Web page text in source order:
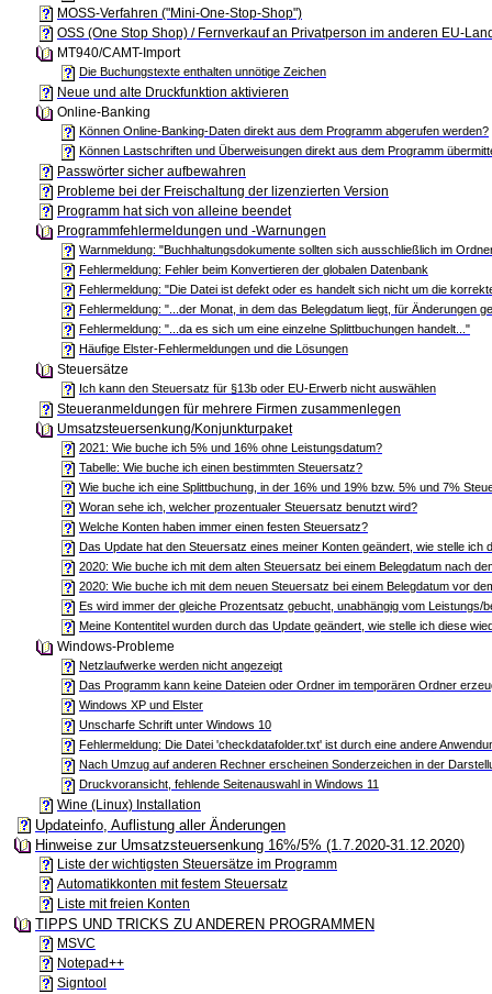
MOSS-Verfahren ("Mini-One-Stop-Shop")
OSS (One Stop Shop) / Fernverkauf an Privatperson im anderen EU-
MT940/CAMT-Import
Die Buchungstexte enthalten unnötige Zeichen
Neue und alte Druckfunktion aktivieren
Online-Banking
Können Online-Banking-Daten direkt aus dem Programm abgerufen werden?
Können Lastschriften und Überweisungen direkt aus dem Programm
Passwörter sicher aufbewahren
Probleme bei der Freischaltung der lizenzierten Version
Programm hat sich von alleine beendet
Programmfehlermeldungen und -Warnungen
Warnmeldung: "Buchhaltungsdokumente sollten sich ausschließlich im
Fehlermeldung: Fehler beim Konvertieren der globalen Datenbank
Fehlermeldung: "Die Datei ist defekt oder es handelt sich nicht um die
Fehlermeldung: "...der Monat, in dem das Belegdatum liegt, für Änderungen
Fehlermeldung: "...da es sich um eine einzelne Splittbuchungen handelt..."
Häufige Elster-Fehlermeldungen und die Lösungen
Steuersätze
Ich kann den Steuersatz für §13b oder EU-Erwerb nicht auswählen
Steueranmeldungen für mehrere Firmen zusammenlegen
Umsatzsteuersenkung/Konjunkturpaket
2021: Wie buche ich 5% und 16% ohne Leistungsdatum?
Tabelle: Wie buche ich einen bestimmten Steuersatz?
Wie buche ich eine Splittbuchung, in der 16% und 19% bzw. 5% und 7%
Woran sehe ich, welcher prozentualer Steuersatz benutzt wird?
Welche Konten haben immer einen festen Steuersatz?
Das Update hat den Steuersatz eines meiner Konten geändert, wie stelle ich
2020: Wie buche ich mit dem alten Steuersatz bei einem Belegdatum nach
2020: Wie buche ich mit dem neuen Steuersatz bei einem Belegdatum vor
Es wird immer der gleiche Prozentsatz gebucht, unabhängig vom Leistungs/
Meine Kontentitel wurden durch das Update geändert, wie stelle ich diese
Windows-Probleme
Netzlaufwerke werden nicht angezeigt
Das Programm kann keine Dateien oder Ordner im temporären Ordner
Windows XP und Elster
Unscharfe Schrift unter Windows 10
Fehlermeldung: Die Datei 'checkdatafolder.txt' ist durch eine andere
Nach Umzug auf anderen Rechner erscheinen Sonderzeichen in der
Druckvoransicht, fehlende Seitenauswahl in Windows 11
Wine (Linux) Installation
Updateinfo, Auflistung aller Änderungen
Hinweise zur Umsatzsteuersenkung 16%/5% (1.7.2020-31.12.2020)
Liste der wichtigsten Steuersätze im Programm
Automatikkonten mit festem Steuersatz
Liste mit freien Konten
TIPPS UND TRICKS ZU ANDEREN PROGRAMMEN
MSVC
Notepad++
Signtool